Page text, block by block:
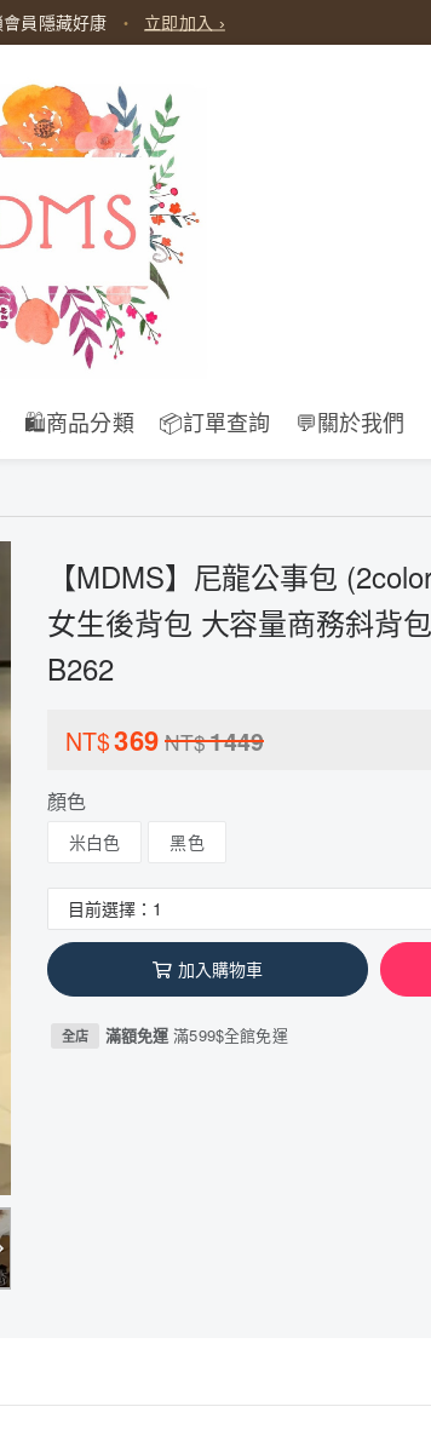
・ 未滿酌收超商運費$60
🛍️商品分類 📦訂單查詢 💬關於我們
【MDMS】尼龍公事包
女生後背包 大容量商務斜背
B262
NT$369 NT$1449
顏色
米白色 黑色
加入購物車
全店 滿額免運滿599$全館免運